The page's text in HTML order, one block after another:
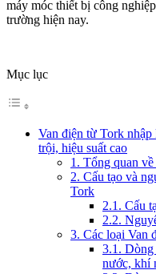
máy móc thiết bị công
trường hiện nay.
Mục lục
Van điện từ Tork
trội, hiệu suất cao
1. Tổng quan
2. Cấu tạo và
Tork
2.1. Cấu
2.2.
3. Các loại Van
3.1. Dòng
nước, khí